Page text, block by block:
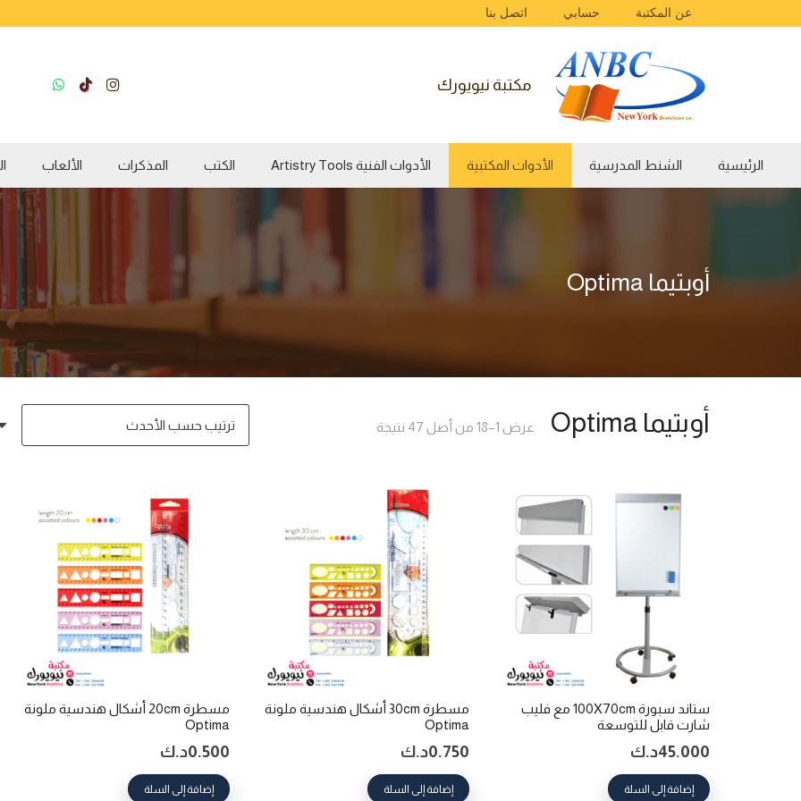
عن المكتبة حسابي اتصل بنا
مكتبة نيويورك
الرئيسية الشنط المدرسية الأدوات المكتبية الأدوات الفنية Artistry Tools الكتب المذكرات الألعاب
أوبتيما Optima
أوبتيما Optima عرض 1–18 من أصل 47 نتيجة
ستاند سبورة 100X70cm مع فليب
شارت قابل للتوسعة
45.000د.ك
إضافة إلى السلة
مسطرة 30cm أشكال هندسية ملونة
Optima
0.750د.ك
إضافة إلى السلة
مسطرة 20cm أشكال هندسية ملونة
Optima
0.500د.ك
إضافة إلى السلة